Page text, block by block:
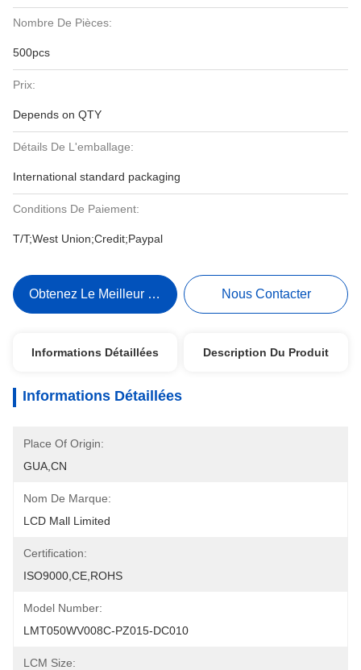
Nombre De Pièces:
500pcs
Prix:
Depends on QTY
Détails De L'emballage:
International standard packaging
Conditions De Paiement:
T/T;West Union;Credit;Paypal
Obtenez Le Meilleur Prix Nous Contacter
Informations Détaillées Description Du Produit
Informations Détaillées
Place Of Origin:
GUA,CN
Nom De Marque:
LCD Mall Limited
Certification:
ISO9000,CE,ROHS
Model Number:
LMT050WV008C-PZ015-DC010
LCM Size: